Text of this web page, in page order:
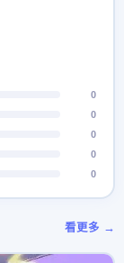
0
0
0
0
0
看更多 →